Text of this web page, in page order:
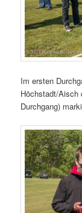
Im ersten
Höchstadt/Aisch
Durchgang)